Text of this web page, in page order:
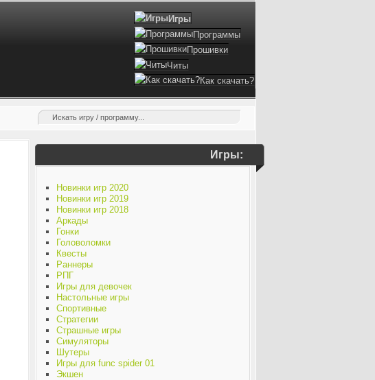
Игры
Программы
Прошивки
Читы
Как скачать?
Игры:
Новинки игр 2020
Новинки игр 2019
Новинки игр 2018
Аркады
Гонки
Головоломки
Квесты
Раннеры
РПГ
Игры для девочек
Настольные игры
Спортивные
Стратегии
Страшные игры
Симуляторы
Шутеры
Игры для func spider 01
Экшен